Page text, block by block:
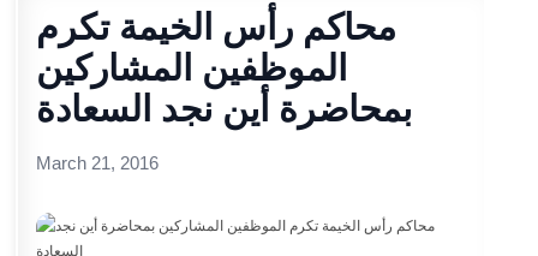
محاكم رأس الخيمة تكرم
الموظفين المشاركين
بمحاضرة أين نجد السعادة
March 21, 2016